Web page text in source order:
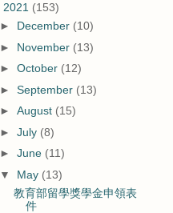
2021 (153)
► December (10)
► November (13)
► October (12)
► September (13)
► August (15)
► July (8)
► June (11)
▼ May (13)
教育部留學獎學金申領表
件